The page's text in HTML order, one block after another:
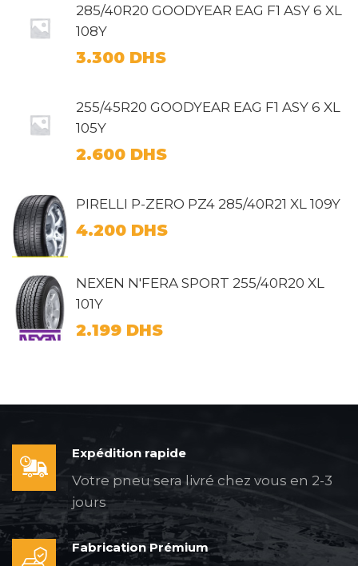
285/40R20 GOODYEAR EAG F1 ASY 6 XL
108Y
3.300 DHS
255/45R20 GOODYEAR EAG F1 ASY 6 XL
105Y
2.600 DHS
PIRELLI P-ZERO PZ4 285/40R21 XL 109Y
4.200 DHS
NEXEN N'FERA SPORT 255/40R20 XL
101Y
2.199 DHS
Expédition rapide
Votre pneu sera livré chez vous en 2-3
jours
Fabrication Prémium